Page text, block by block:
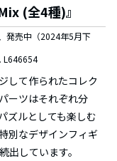
(全4種)』
発売中（2024年5月下
L646654
して作られたコレク
ーツはそれぞれ分
ズルとしても楽しむ
別なデザインフィギ
出しています。